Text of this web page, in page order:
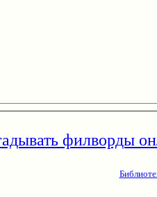
филворды